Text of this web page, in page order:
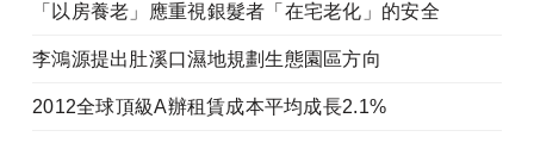
「以房養老」應重視銀髮者「在宅老化」的安全
李鴻源提出肚溪口濕地規劃生態園區方向
2012全球頂級A辦租賃成本平均成長2.1%